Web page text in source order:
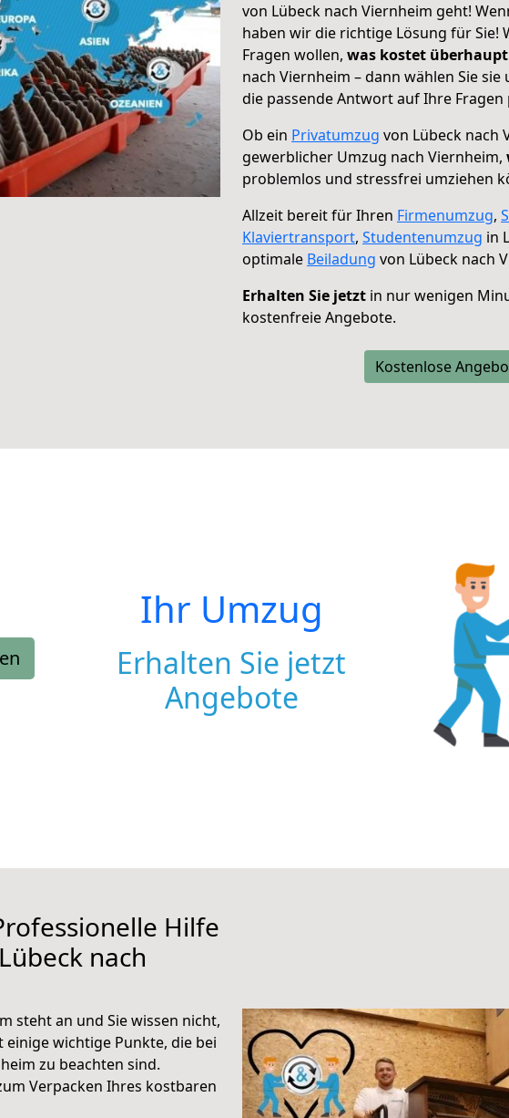
von Lübeck nach Viernheim geht!
haben wir die richtige Lösung für Sie!
Fragen wollen, was kostet
nach Viernheim – dann wählen Sie
die passende Antwort auf Ihre Fragen
Ob ein Privatumzug von Lübeck nach
gewerblicher Umzug nach Viernheim,
problemlos und stressfrei umziehen
Allzeit bereit für Ihren Firmenumzug,
Klaviertransport, Studentenumzug in
optimale Beiladung von Lübeck nach
Erhalten Sie jetzt in nur wenigen
kostenfreie Angebote.
Kostenlose
Ihr Umzug
Erhalten Sie jetzt
Angebote
Hilfe
nach
steht an und Sie wissen nicht,
einige wichtige Punkte, die bei
zu beachten sind.
Verpacken Ihres kostbaren